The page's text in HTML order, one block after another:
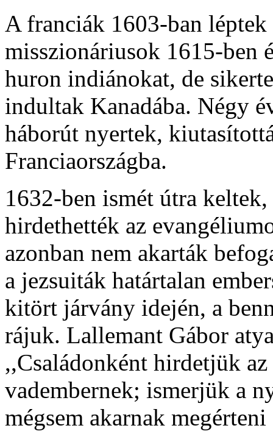
A franciák 1603-ban
misszionáriusok 1615-ben
huron indiánokat, de
indultak Kanadába. Négy
háborút nyertek,
Franciaországba.
1632-ben ismét útra
hirdethették az
azonban nem akarták
a jezsuiták határtalan
kitört járvány idején, a
rájuk. Lallemant Gábor
,,Családonként hirdetjük
vadembernek; ismerjük a
mégsem akarnak